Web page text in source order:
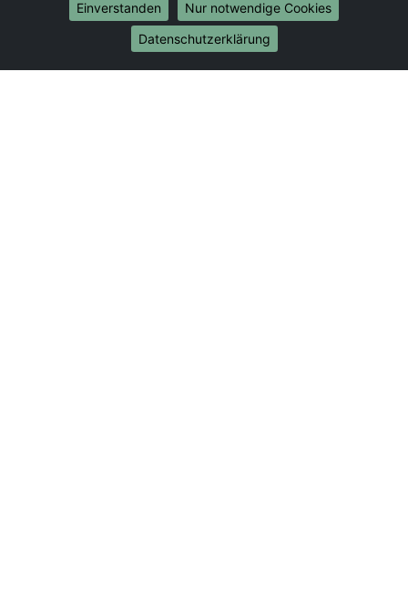
Umzug von Halle Saale nach Brasilien
Umzug von Halle Saale nach Brunei Darussalam
Umzug von Halle Saale nach Burkina Faso
Einverstanden
Nur notwendige Cookies
Datenschutzerklärung